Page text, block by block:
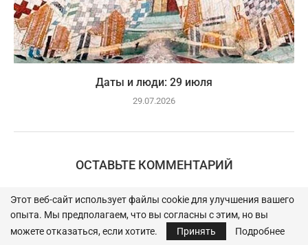
Даты и люди: 29 июля
29.07.2026
ОСТАВЬТЕ КОММЕНТАРИЙ
Этот веб-сайт использует файлы cookie для улучшения вашего
опыта. Мы предполагаем, что вы согласны с этим, но вы
можете отказаться, если хотите.
Принять Подробнее